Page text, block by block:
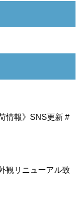
情報》SNS更新 #
観リニューアル致